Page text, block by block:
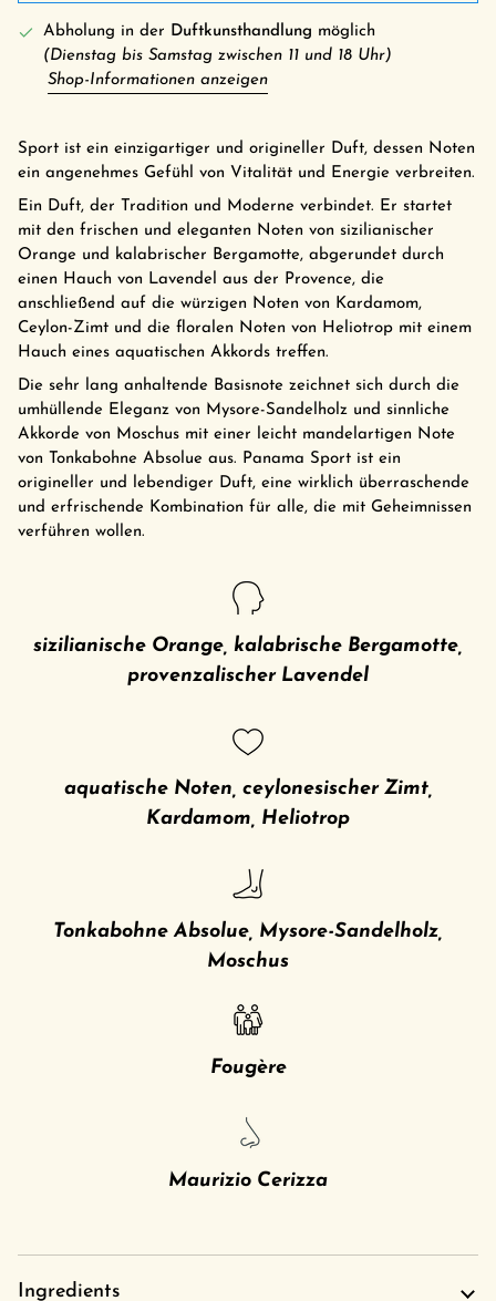
Abholung in der Duftkunsthandlung möglich
(Dienstag bis Samstag zwischen 11 und 18 Uhr)
Shop-Informationen anzeigen
Sport ist ein einzigartiger und origineller Duft, dessen Noten
ein angenehmes Gefühl von Vitalität und Energie verbreiten.
Ein Duft, der Tradition und Moderne verbindet. Er startet
mit den frischen und eleganten Noten von sizilianischer
Orange und kalabrischer Bergamotte, abgerundet durch
einen Hauch von Lavendel aus der Provence, die
anschließend auf die würzigen Noten von Kardamom,
Ceylon-Zimt und die floralen Noten von Heliotrop mit einem
Hauch eines aquatischen Akkords treffen.
Die sehr lang anhaltende Basisnote zeichnet sich durch die
umhüllende Eleganz von Mysore-Sandelholz und sinnliche
Akkorde von Moschus mit einer leicht mandelartigen Note
von Tonkabohne Absolue aus. Panama Sport ist ein
origineller und lebendiger Duft, eine wirklich überraschende
und erfrischende Kombination für alle, die mit Geheimnissen
verführen wollen.
sizilianische Orange, kalabrische Bergamotte,
provenzalischer Lavendel
aquatische Noten, ceylonesischer Zimt,
Kardamom, Heliotrop
Tonkabohne Absolue, Mysore-Sandelholz,
Moschus
Fougère
Maurizio Cerizza
Ingredients